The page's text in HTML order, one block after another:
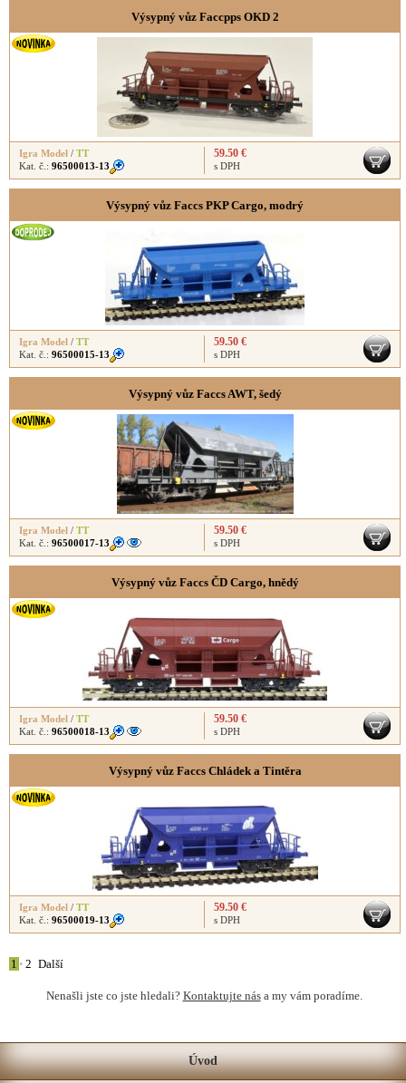
Výsypný vůz Faccpps OKD 2
Igra Model / TT
Kat. č.: 96500013-13
59.50 €
s DPH
Výsypný vůz Faccs PKP Cargo, modrý
Igra Model / TT
Kat. č.: 96500015-13
59.50 €
s DPH
Výsypný vůz Faccs AWT, šedý
Igra Model / TT
Kat. č.: 96500017-13
59.50 €
s DPH
Výsypný vůz Faccs ČD Cargo, hnědý
Igra Model / TT
Kat. č.: 96500018-13
59.50 €
s DPH
Výsypný vůz Faccs Chládek a Tintěra
Igra Model / TT
Kat. č.: 96500019-13
59.50 €
s DPH
1 • 2 Další
Nenašli jste co jste hledali? Kontaktujte nása my vám poradíme.
Úvod